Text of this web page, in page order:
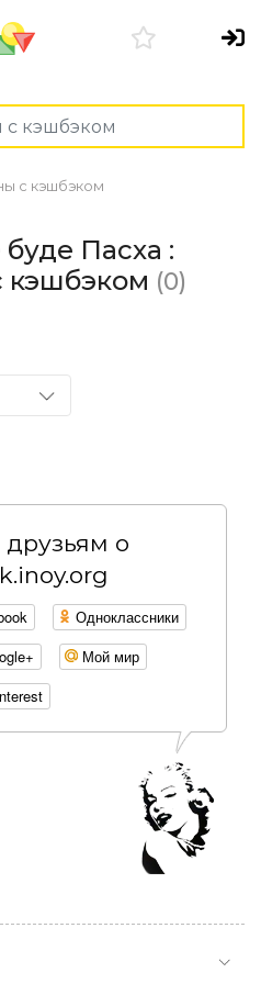
с кэшбэком
Пасха :
кэшбэком (0)
друзьям о
Одноклассники
Мой мир